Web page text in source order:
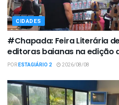
CIDADES
#Chapada: Feira Literária
editoras baianas na edição
PORESTAGIÁRIO 2 2026/08/08